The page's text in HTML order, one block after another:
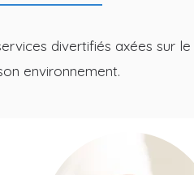
divertifiés axées sur le
environnement.